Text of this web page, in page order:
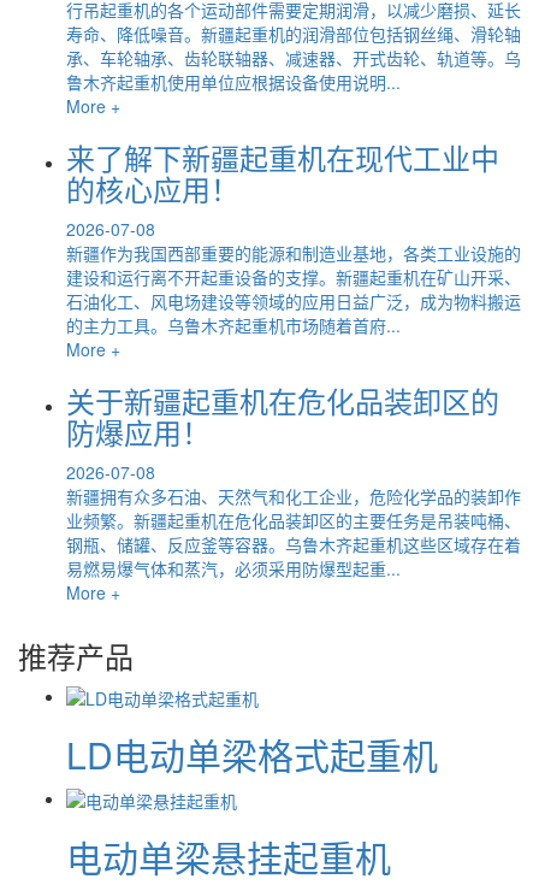
行吊起重机的各个运动部件需要定期润滑，以减少磨损、延长
寿命、降低噪音。新疆起重机的润滑部位包括钢丝绳、滑轮轴
承、车轮轴承、齿轮联轴器、减速器、开式齿轮、轨道等。乌
鲁木齐起重机使用单位应根据设备使用说明...
More +
来了解下新疆起重机在现代工业中
的核心应用！
2026-07-08
新疆作为我国西部重要的能源和制造业基地，各类工业设施的
建设和运行离不开起重设备的支撑。新疆起重机在矿山开采、
石油化工、风电场建设等领域的应用日益广泛，成为物料搬运
的主力工具。乌鲁木齐起重机市场随着首府...
More +
关于新疆起重机在危化品装卸区的
防爆应用！
2026-07-08
新疆拥有众多石油、天然气和化工企业，危险化学品的装卸作
业频繁。新疆起重机在危化品装卸区的主要任务是吊装吨桶、
钢瓶、储罐、反应釜等容器。乌鲁木齐起重机这些区域存在着
易燃易爆气体和蒸汽，必须采用防爆型起重...
More +
推荐产品
LD电动单梁格式起重机
电动单梁悬挂起重机